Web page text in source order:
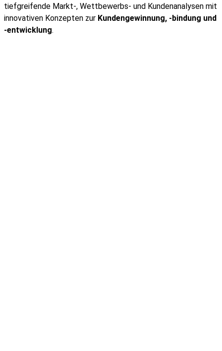
tiefgreifende Markt-, Wettbewerbs- und Kundenanalysen mit
innovativen Konzepten zur Kundengewinnung, -bindung und
-entwicklung.